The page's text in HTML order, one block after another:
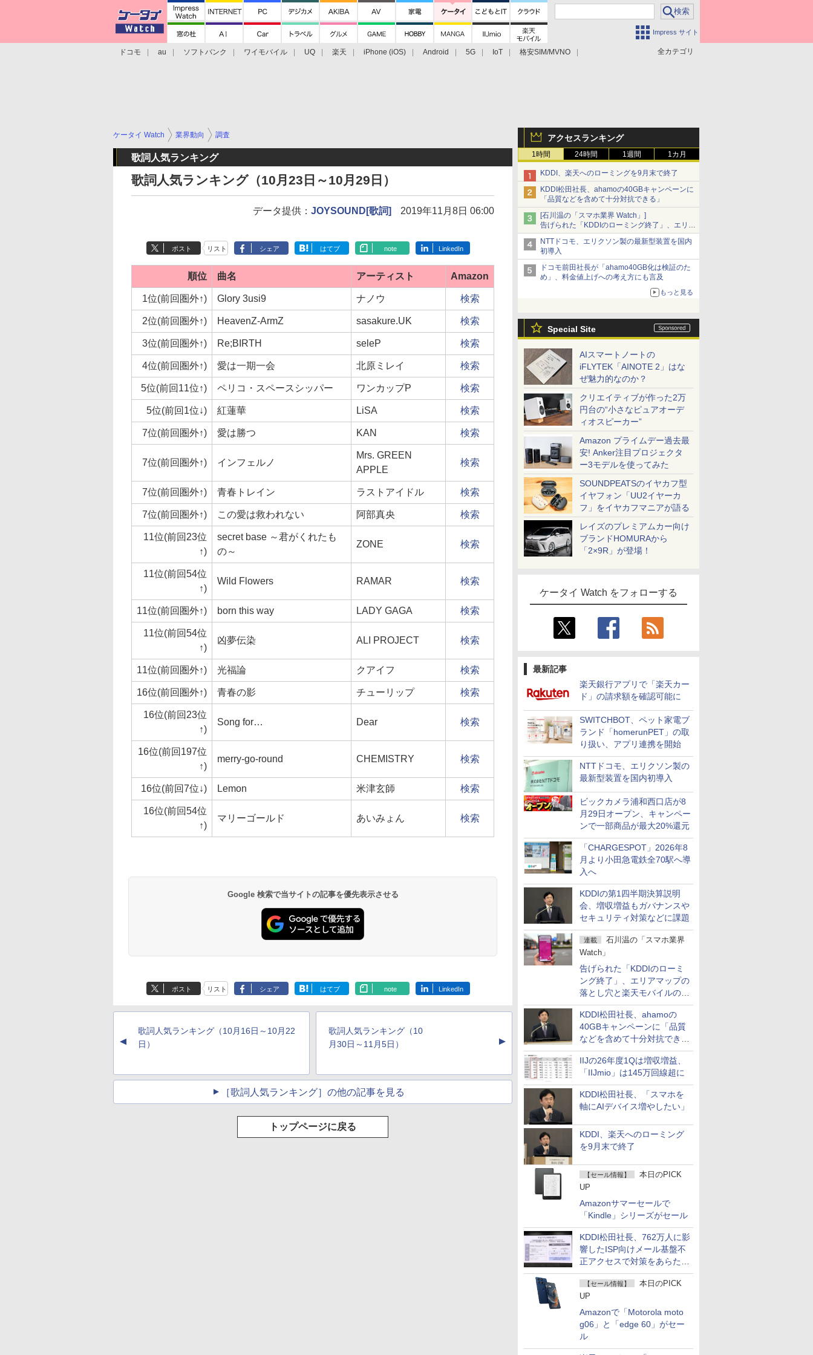
Impress サイト
全カテゴリ
ドコモ au ソフトバンク ワイモバイル UQ 楽天 iPhone (iOS) Android 5G IoT
格安SIM/MVNO
アクセスランキング
1時間 24時間 1週間 1カ月
KDDI、楽天へのローミングを9月末で終了
KDDI松田社長、ahamoの40GBキャンペーンに
「品質などを含めて十分対抗できる」
[石川温の「スマホ業界 Watch」]
告げられた「KDDIのローミング終了」、エリア
マップの落とし穴と楽天モバイルの課題
NTTドコモ、エリクソン製の最新型装置を国内
初導入
ドコモ前田社長が「ahamo40GB化は検証のた
め」、料金値上げへの考え方にも言及
もっと見る
Special Site
AIスマートノートの
iFLYTEK「AINOTE 2」はな
ぜ魅力的なのか？
クリエイティブが作った2万
円台の“小さなピュアオーデ
ィオスピーカー”
Amazon プライムデー過去最
安! Anker注目プロジェクタ
ー3モデルを使ってみた
SOUNDPEATSのイヤカフ型
イヤフォン「UU2イヤーカ
フ」をイヤカフマニアが語る
レイズのプレミアムカー向け
ブランドHOMURAから
「2×9R」が登場！
ケータイ Watch をフォローする
最新記事
楽天銀行アプリで「楽天カー
ド」の請求額を確認可能に
SWITCHBOT、ペット家電ブ
ランド「homerunPET」の取
り扱い、アプリ連携を開始
NTTドコモ、エリクソン製の
最新型装置を国内初導入
ビックカメラ浦和西口店が8
月29日オープン、キャンペー
ンで一部商品が最大20%還元
「CHARGESPOT」2026年8
月より小田急電鉄全70駅へ導
入へ
KDDIの第1四半期決算説明
会、増収増益もガバナンスや
セキュリティ対策などに課題
連載
石川温の「スマホ業界
Watch」
告げられた「KDDIのローミ
ング終了」、エリアマップの
落とし穴と楽天モバイルの課
題
KDDI松田社長、ahamoの
40GBキャンペーンに「品質
などを含めて十分対抗でき
る」
IIJの26年度1Qは増収増益、
「IIJmio」は145万回線超に
KDDI松田社長、「スマホを
軸にAIデバイス増やしたい」
KDDI、楽天へのローミング
を9月末で終了
【セール情報】
本日のPICK
UP
Amazonサマーセールで
「Kindle」シリーズがセール
KDDI松田社長、762万人に影
響したISP向けメール基盤不
正アクセスで対策をあらため
て説明
【セール情報】
本日のPICK
UP
Amazonで「Motorola moto
g06」と「edge 60」がセー
ル
ケータイ Watch 業界動向 調査
歌詞人気ランキング
歌詞人気ランキング（10月23日～10月29日）
データ提供： JOYSOUND[歌詞] 2019年11月8日 06:00
ポスト リスト シェア はてブ note LinkedIn
順位 曲名 アーティスト Amazon
1位(前回圏外↑) Glory 3usi9 ナノウ 検索
2位(前回圏外↑) HeavenZ-ArmZ sasakure.UK 検索
3位(前回圏外↑) Re;BIRTH seleP 検索
4位(前回圏外↑) 愛は一期一会 北原ミレイ 検索
5位(前回11位↑) ペリコ・スペースシッパー ワンカップP 検索
5位(前回1位↓) 紅蓮華 LiSA 検索
7位(前回圏外↑) 愛は勝つ KAN 検索
7位(前回圏外↑) インフェルノ
Mrs. GREEN
APPLE
検索
7位(前回圏外↑) 青春トレイン ラストアイドル 検索
7位(前回圏外↑) この愛は救われない 阿部真央 検索
11位(前回23位
↑)
secret base ～君がくれたも
の～
ZONE 検索
11位(前回54位
↑)
Wild Flowers RAMAR 検索
11位(前回圏外↑) born this way LADY GAGA 検索
11位(前回54位
↑)
凶夢伝染 ALI PROJECT 検索
11位(前回圏外↑) 光福論 クアイフ 検索
16位(前回圏外↑) 青春の影 チューリップ 検索
16位(前回23位
↑)
Song for… Dear 検索
16位(前回197位
↑)
merry-go-round CHEMISTRY 検索
16位(前回7位↓) Lemon 米津玄師 検索
16位(前回54位
↑)
マリーゴールド あいみょん 検索
Google 検索で当サイトの記事を優先表示させる
ポスト リスト シェア はてブ note LinkedIn
▲
歌詞人気ランキング（10月16日～10月22
日）
歌詞人気ランキング（10
月30日～11月5日）
▲
［歌詞人気ランキング］の他の記事を見る
トップページに戻る